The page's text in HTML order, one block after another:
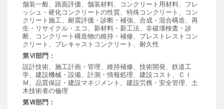
舗装一般、路面評価、舗装材料、コンクリート用材料、フレ
ッシュ・硬化コンクリートの性質、特殊コンクリート、コン
クリート施工、耐震評価・診断・補強、合成・混合構造、再
生・リサイクル・エコ、新材料・新工法、非破壊検査・診
断、コンクリート構造物の維持・補修、プレストレストコン
クリート、プレキャストコンクリート、耐久性
第Ⅵ部門：
設計技術、施工計画・管理、維持補修、技術開発、鉄道工
学、建設機械・設備、計測・情報処理、建設コスト、ＣＩ
Ｍ、品質保証・建設マネジメント、建設労務・安全管理、土
木技術者の倫理
第Ⅶ部門：